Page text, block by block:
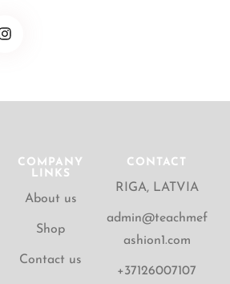
COMPANY
LINKS
About us
Shop
Contact us
CONTACT
RIGA, LATVIA
admin@teachmef
ashion1.com
+37126007107